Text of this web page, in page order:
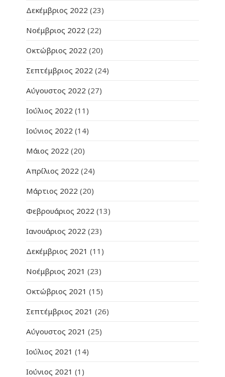
Δεκέμβριος 2022 (23)
Νοέμβριος 2022 (22)
Οκτώβριος 2022 (20)
Σεπτέμβριος 2022 (24)
Αύγουστος 2022 (27)
Ιούλιος 2022 (11)
Ιούνιος 2022 (14)
Μάιος 2022 (20)
Απρίλιος 2022 (24)
Μάρτιος 2022 (20)
Φεβρουάριος 2022 (13)
Ιανουάριος 2022 (23)
Δεκέμβριος 2021 (11)
Νοέμβριος 2021 (23)
Οκτώβριος 2021 (15)
Σεπτέμβριος 2021 (26)
Αύγουστος 2021 (25)
Ιούλιος 2021 (14)
Ιούνιος 2021 (1)